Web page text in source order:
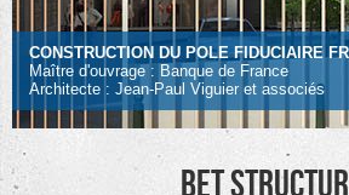
CONSTRUCTION DU POLE FIDUCIAIRE
Maître d'ouvrage : Banque de France
Architecte : Jean-Paul Viguier et associés